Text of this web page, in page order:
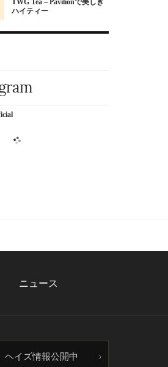
TWG Tea – Pavilionで美しき
ハイティー
ニュース
ヘイズ情報公開中